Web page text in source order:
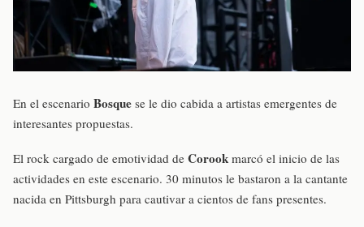
En el escenario Bosque se le dio cabida a artistas emergentes de
interesantes propuestas.
El rock cargado de emotividad de Corook marcó el inicio de las
actividades en este escenario. 30 minutos le bastaron a la cantante
nacida en Pittsburgh para cautivar a cientos de fans presentes.